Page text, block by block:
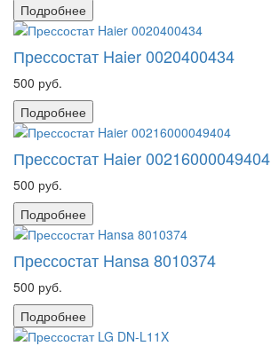
Подробнее
Прессостат Haier 0020400434
500 руб.
Подробнее
Прессостат Haier 00216000049404
500 руб.
Подробнее
Прессостат Hansa 8010374
500 руб.
Подробнее